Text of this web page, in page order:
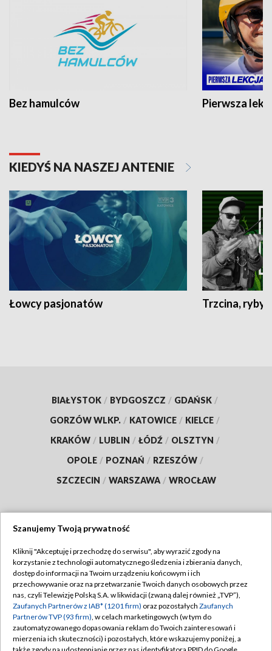
Bez hamulców Pierwsza
KIEDYŚ NA NASZEJ ANTENIE
Łowcy pasjonatów Trzcina, ryby
BIAŁYSTOK / BYDGOSZCZ / GDAŃSK /
GORZÓW WLKP. / KATOWICE / KIELCE /
KRAKÓW / LUBLIN / ŁÓDŹ / OLSZTYN /
OPOLE / POZNAŃ / RZESZÓW /
SZCZECIN / WARSZAWA / WROCŁAW
TVP
Abonament TVP
Emisja w TVP
Centrum informacji TVP
Naziemna Telewizja Cyfrowa
Regulamin TVP
Polityka prywatności
Moje zgody
Pomoc
Szanujemy Twoją prywatność
Kliknij "Akceptuję i przechodzę do serwisu", aby wyrazić zgody na
korzystanie z technologii automatycznego śledzenia i zbierania danych,
dostęp do informacji na Twoim urządzeniu końcowym i ich
przechowywanie oraz na przetwarzanie Twoich danych osobowych przez
nas, czyli Telewizję Polską S.A. w likwidacji (zwaną dalej również „TVP”),
Zaufanych Partnerów z IAB* (1201 firm) oraz pozostałych Zaufanych
Partnerów TVP (93 firm), w celach marketingowych (w tym do
zautomatyzowanego dopasowania reklam do Twoich zainteresowań i
mierzenia ich skuteczności) i pozostałych, które wskazujemy poniżej, a